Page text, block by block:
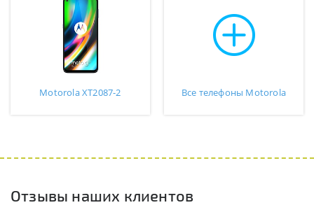
Motorola XT2087-2 Все телефоны Motorola
Отзывы наших клиентов